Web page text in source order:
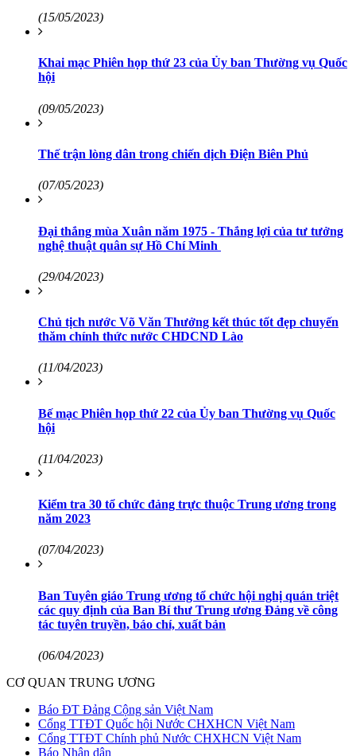
(15/05/2023)
Khai mạc Phiên họp thứ 23 của Ủy ban Thường vụ Quốc
hội
(09/05/2023)
Thế trận lòng dân trong chiến dịch Điện Biên Phủ
(07/05/2023)
Đại thắng mùa Xuân năm 1975 ​- Thắng lợi của tư tưởng
nghệ thuật quân sự Hồ Chí Minh ​
(29/04/2023)
Chủ tịch nước Võ Văn Thưởng kết thúc tốt đẹp chuyến
thăm chính thức nước CHDCND Lào
(11/04/2023)
Bế mạc Phiên họp thứ 22 của Ủy ban Thường vụ Quốc
hội
(11/04/2023)
Kiểm tra 30 tổ chức đảng trực thuộc Trung ương trong
năm 2023
(07/04/2023)
Ban Tuyên giáo Trung ương tổ chức hội nghị quán triệt
các quy định của Ban Bí thư Trung ương Đảng về công
tác tuyên truyền, báo chí, xuất bản
(06/04/2023)
CƠ QUAN TRUNG ƯƠNG
Báo ĐT Đảng Cộng sản Việt Nam
Cổng TTĐT Quốc hội Nước CHXHCN Việt Nam
Cổng TTĐT Chính phủ Nước CHXHCN Việt Nam
Báo Nhân dân